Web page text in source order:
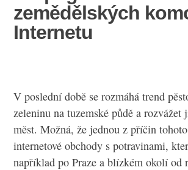
zemědělských
Internetu
V poslední době se rozmáhá trend
zeleninu na tuzemské půdě a rozvážet
měst. Možná, že jednou z příčin
internetové obchody s potravinami,
například po Praze a blízkém okolí od